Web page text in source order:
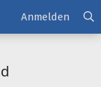
Anmelden